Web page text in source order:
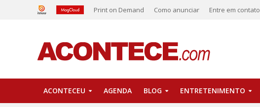
Print on Demand Como anunciar Entre em contato
ACONTECEU AGENDA BLOG ENTRETENIMENTO